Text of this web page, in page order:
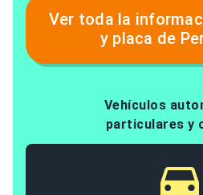
Ver toda la
y placa de
Vehículos
particulares y